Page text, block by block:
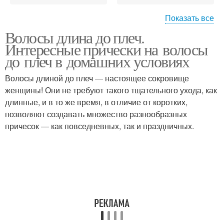
Модные стрижки
Показать все
Волосы длина до плеч.
Интересные прически на волосы
до плеч в домашних условиях
Волосы длиной до плеч — настоящее сокровище
женщины! Они не требуют такого тщательного ухода, как
длинные, и в то же время, в отличие от коротких,
позволяют создавать множество разнообразных
причесок — как повседневных, так и праздничных.